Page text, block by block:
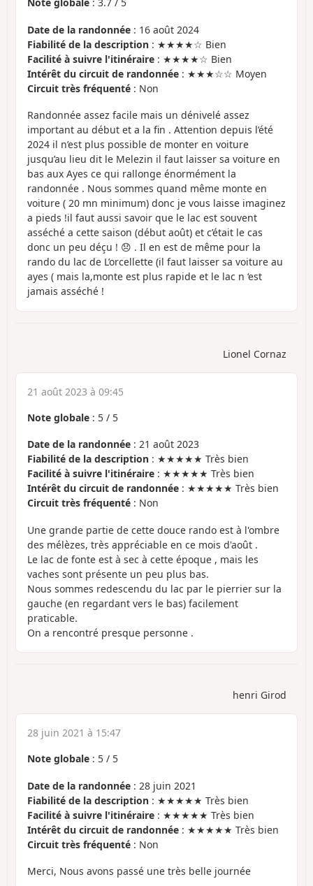
Date de la randonnée : 16 août 2024
Fiabilité de la description : ★★★★☆ Bien
Facilité à suivre l'itinéraire : ★★★★☆ Bien
Intérêt du circuit de randonnée : ★★★☆☆ Moyen
Circuit très fréquenté : Non
Randonnée assez facile mais un dénivelé assez
important au début et a la fin . Attention depuis l’été
2024 il n’est plus possible de monter en voiture
jusqu’au lieu dit le Melezin il faut laisser sa voiture en
bas aux Ayes ce qui rallonge énormément la
randonnée . Nous sommes quand même monte en
voiture ( 20 mn minimum) donc je vous laisse imaginez
a pieds !il faut aussi savoir que le lac est souvent
asséché a cette saison (début août) et c’était le cas
donc un peu déçu ! 😞 . Il en est de même pour la
rando du lac de L’orcellette (il faut laisser sa voiture au
ayes ( mais la,monte est plus rapide et le lac n ‘est
jamais asséché !
Lionel Cornaz
21 août 2023 à 09:45
Note globale : 5 / 5
Date de la randonnée : 21 août 2023
Fiabilité de la description : ★★★★★ Très bien
Facilité à suivre l'itinéraire : ★★★★★ Très bien
Intérêt du circuit de randonnée : ★★★★★ Très bien
Circuit très fréquenté : Non
Une grande partie de cette douce rando est à l'ombre
des mélèzes, très appréciable en ce mois d'août .
Le lac de fonte est à sec à cette époque , mais les
vaches sont présente un peu plus bas.
Nous sommes redescendu du lac par le pierrier sur la
gauche (en regardant vers le bas) facilement
praticable.
On a rencontré presque personne .
henri Girod
28 juin 2021 à 15:47
Note globale : 5 / 5
Date de la randonnée : 28 juin 2021
Fiabilité de la description : ★★★★★ Très bien
Facilité à suivre l'itinéraire : ★★★★★ Très bien
Intérêt du circuit de randonnée : ★★★★★ Très bien
Circuit très fréquenté : Non
Merci, Nous avons passé une très belle journée